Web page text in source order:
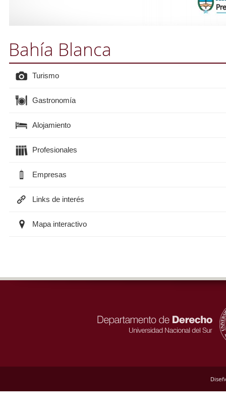
Bahía Blanca
Turismo
Gastronomía
Alojamiento
Profesionales
Empresas
Links de interés
Mapa interactivo